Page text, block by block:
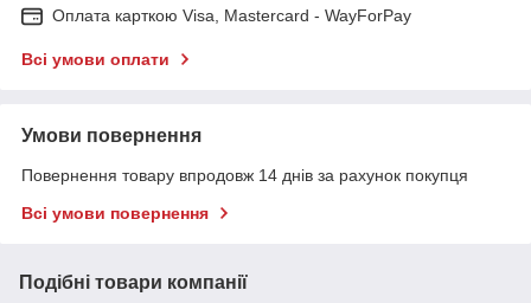
Оплата карткою Visa, Mastercard - WayForPay
Всі умови оплати
Умови повернення
Повернення товару впродовж 14 днів за рахунок покупця
Всі умови повернення
Подібні товари компанії